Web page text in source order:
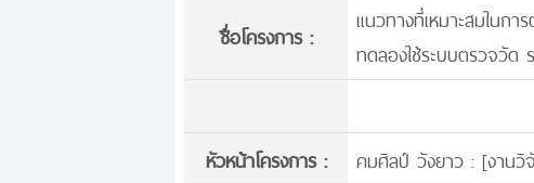
ชื่อโครงการ :
แนวทางที่เหมาะสมในก
ทดลองใช้ระบบตรวจวัด
หัวหน้าโครงการ : คมศิลป์ วังยาว : [งานวิ